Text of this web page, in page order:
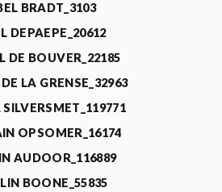
BRADT_3103
DEPAEPE_20612
DE BOUVER_22185
LA GRENSE_32963
SILVERSMET_119771
OPSOMER_16174
AUDOOR_116889
BOONE_55835